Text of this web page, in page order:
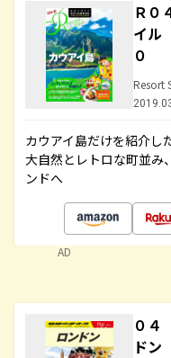
Ｒ
イル
０
Resort
カウアイ島だけを紹介し
大自然とレトロな町並み
ンドへ
AD
０
ドン